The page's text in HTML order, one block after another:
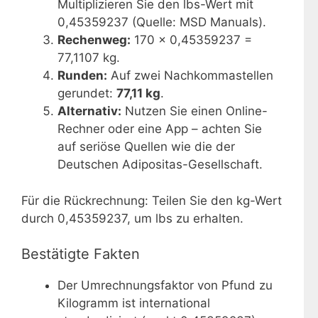
Multiplizieren Sie den lbs-Wert mit
0,45359237 (Quelle: MSD Manuals).
Rechenweg: 170 × 0,45359237 =
77,1107 kg.
Runden: Auf zwei Nachkommastellen
gerundet: 77,11 kg.
Alternativ: Nutzen Sie einen Online-
Rechner oder eine App – achten Sie
auf seriöse Quellen wie die der
Deutschen Adipositas-Gesellschaft.
Für die Rückrechnung: Teilen Sie den kg-Wert
durch 0,45359237, um lbs zu erhalten.
Bestätigte Fakten
Der Umrechnungsfaktor von Pfund zu
Kilogramm ist international